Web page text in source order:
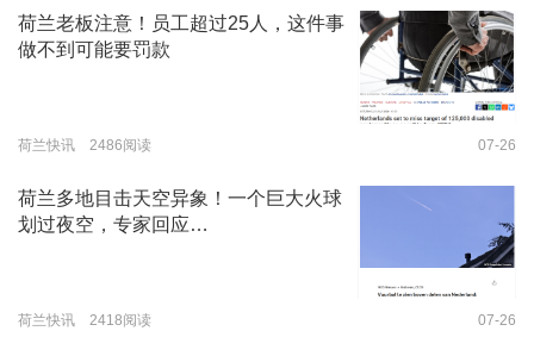
荷兰老板注意！员工超过25人，这件事
做不到可能要罚款
荷兰快讯 2486阅读 07-26
荷兰多地目击天空异象！一个巨大火球
划过夜空，专家回应…
荷兰快讯 2418阅读 07-26